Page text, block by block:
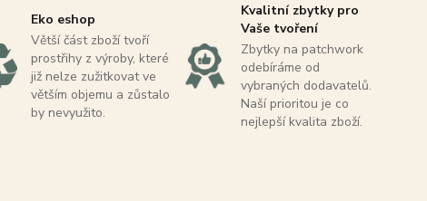
Eko eshop
Větší část zboží tvoří
prostřihy z výroby, které
již nelze zužitkovat ve
větším objemu a zůstalo
by nevyužito.
Kvalitní zbytky pro
Vaše tvoření
Zbytky na patchwork
odebíráme od
vybraných dodavatelů.
Naší prioritou je co
nejlepší kvalita zboží.